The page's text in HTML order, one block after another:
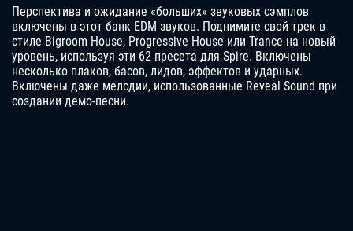
Перспектива и ожидание «больших» звуковых сэмплов
включены в этот банк EDM звуков. Поднимите свой трек в
стиле Bigroom House, Progressive House или Trance на новый
уровень, используя эти 62 пресета для Spire. Включены
несколько плаков, басов, лидов, эффектов и ударных.
Включены даже мелодии, использованные Reveal Sound при
создании демо-песни.